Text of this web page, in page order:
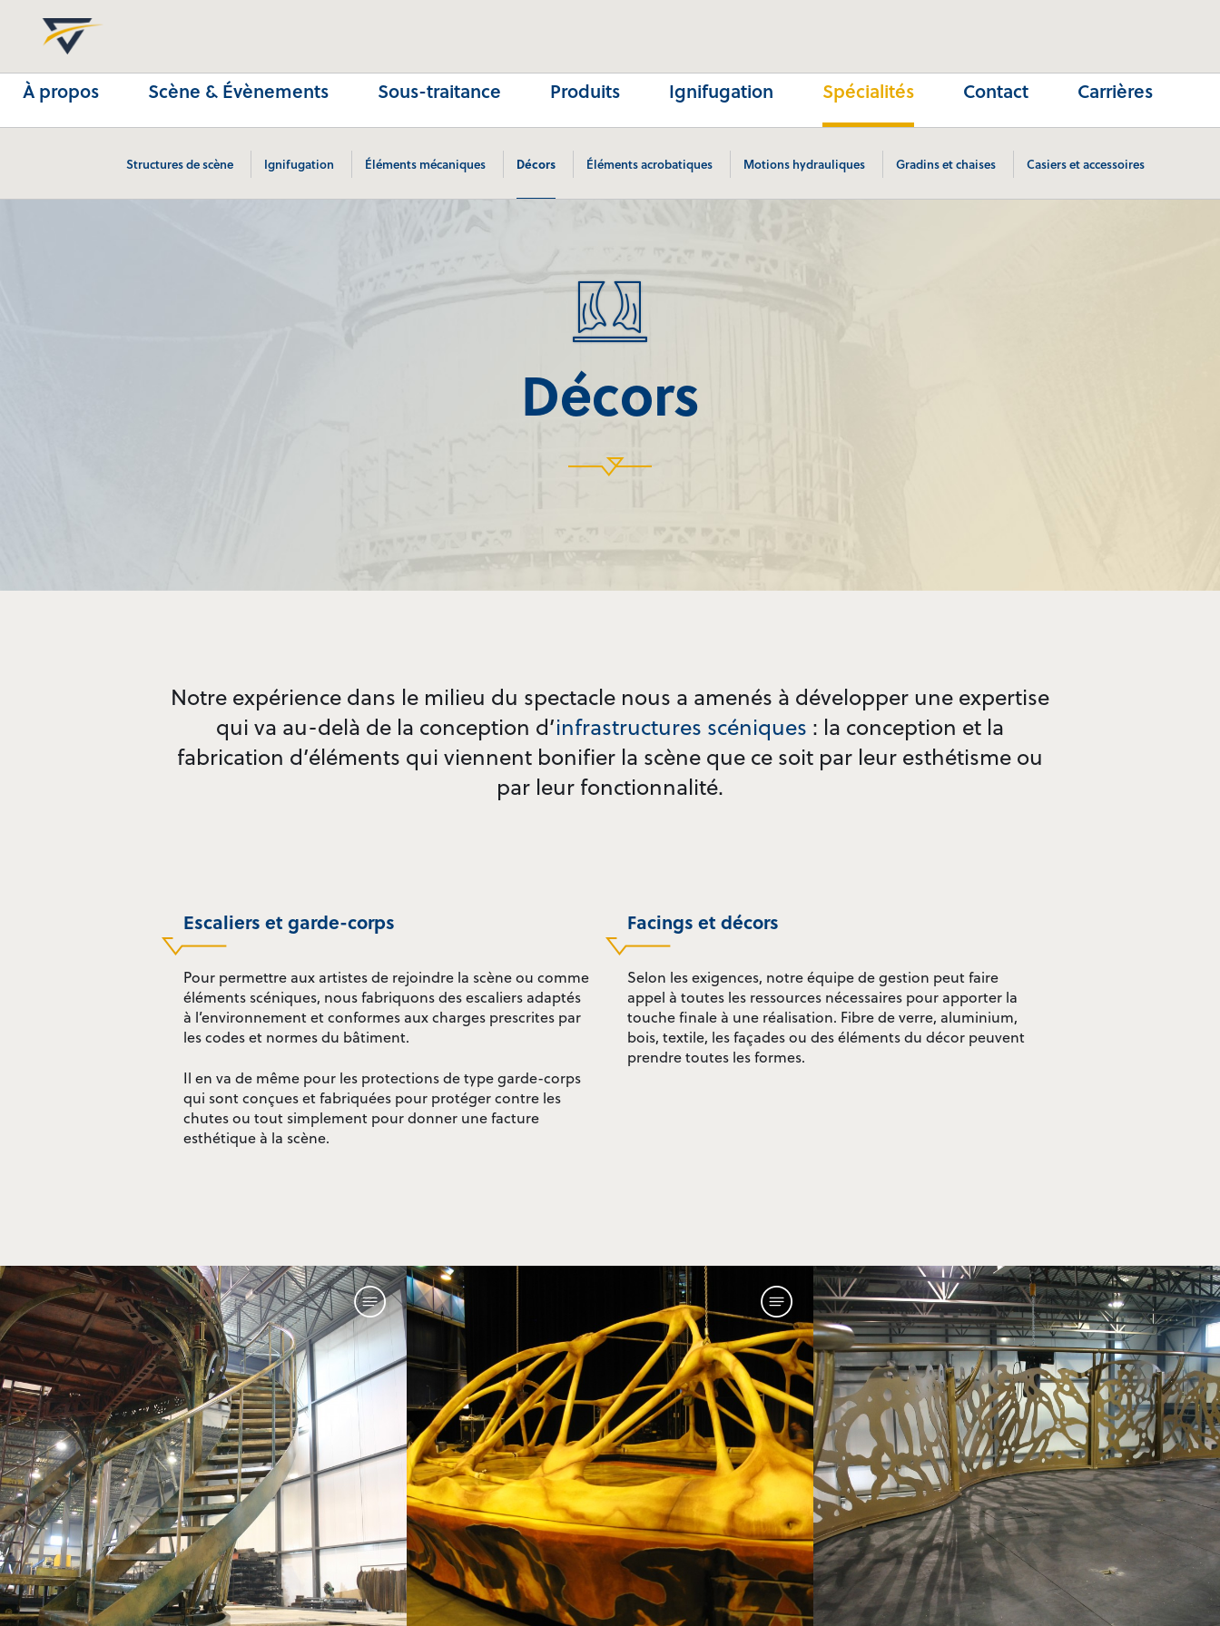
À propos Scène & Évènements Sous-traitance Produits Ignifugation Spécialités
Structures de scène Ignifugation Éléments mécaniques Décors Éléments acrobatiques Motions hydrauliques Gradins et chaises Casiers et accessoires
Contact Carrières
English
Décors
Notre expérience dans le milieu du spectacle nous a amenés à développer une expertise
qui va au-delà de la conception d’infrastructures scéniques : la conception et la
fabrication d’éléments qui viennent bonifier la scène que ce soit par leur esthétisme ou
par leur fonctionnalité.
Escaliers et garde-corps
Pour permettre aux artistes de rejoindre la scène ou comme
éléments scéniques, nous fabriquons des escaliers adaptés
à l’environnement et conformes aux charges prescrites par
les codes et normes du bâtiment.
Il en va de même pour les protections de type garde-corps
qui sont conçues et fabriquées pour protéger contre les
chutes ou tout simplement pour donner une facture
esthétique à la scène.
Facings et décors
Selon les exigences, notre équipe de gestion peut faire
appel à toutes les ressources nécessaires pour apporter la
touche finale à une réalisation. Fibre de verre, aluminium,
bois, textile, les façades ou des éléments du décor peuvent
prendre toutes les formes.